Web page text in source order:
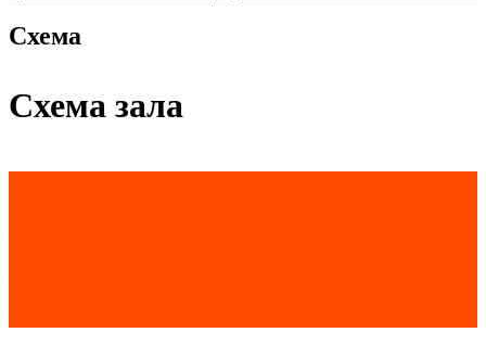
Схема
Схема зала